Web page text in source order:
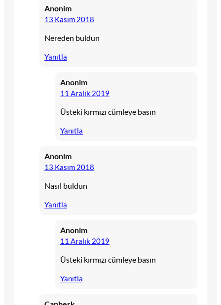
Anonim
13 Kasım 2018
Nereden buldun
Yanıtla
Anonim
11 Aralık 2019
Üsteki kırmızı cümleye basın
Yanıtla
Anonim
13 Kasım 2018
Nasıl buldun
Yanıtla
Anonim
11 Aralık 2019
Üsteki kırmızı cümleye basın
Yanıtla